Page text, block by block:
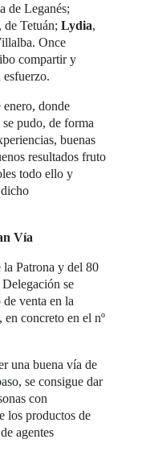
de Leganés;
, de Tetuán;Lydia,
Once
compartir y
enero, donde
pudo, de forma
buenas
resultados fruto
todo ello y
Vía
la Patrona y del 80
se
venta en la
concreto en el nº
una buena vía de
se consigue dar
con
los productos de
agentes